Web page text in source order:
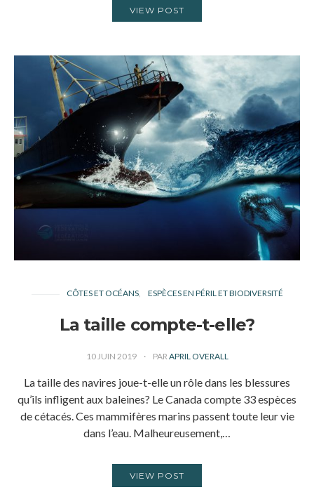
VIEW POST
CÔTES ET OCÉANS ESPÈCES EN PÉRIL ET BIODIVERSITÉ
La taille compte-t-elle?
10 JUIN 2019 PARAPRIL OVERALL
La taille des navires joue-t-elle un rôle dans les blessures
qu’ils infligent aux baleines? Le Canada compte 33 espèces
de cétacés. Ces mammifères marins passent toute leur vie
dans l’eau. Malheureusement,…
VIEW POST